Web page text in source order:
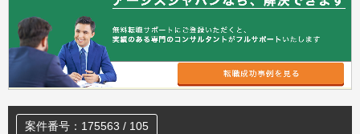
案件番号：175563 / 105